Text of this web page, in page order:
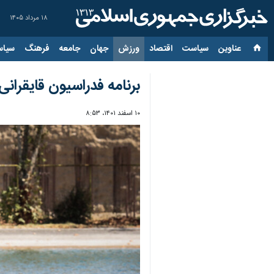
۱۸ مرداد ۱۴۰۵
عناوین‌ سیاست اقتصاد ورزش جهان جامعه فرهنگ
برنامه فدراسیون
۱۰ اسفند ۱۴۰۱، ۸:۵۳